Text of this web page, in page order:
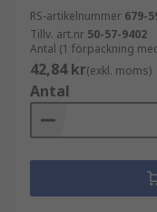
RS-artikelnummer 679-
Tillv. art.nr 50-57-9402
Antal (1 förpackning
42,84 kr(exkl. moms)
Antal